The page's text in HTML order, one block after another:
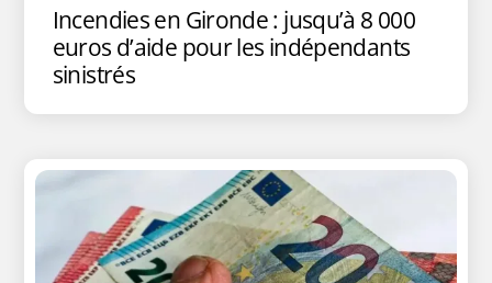
Incendies en Gironde : jusqu’à 8 000
euros d’aide pour les indépendants
sinistrés